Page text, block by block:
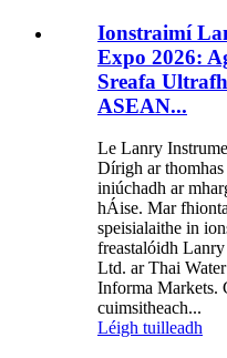
Ionstraimí
Expo 2026:
Sreafa
ASEAN...
Le Lanry
Dírigh ar thomhas
iniúchadh ar
hÁise. Mar
speisialaithe in
freastalóidh
Ltd. ar Thai
Informa Markets.
cuimsitheach...
Léigh tuilleadh